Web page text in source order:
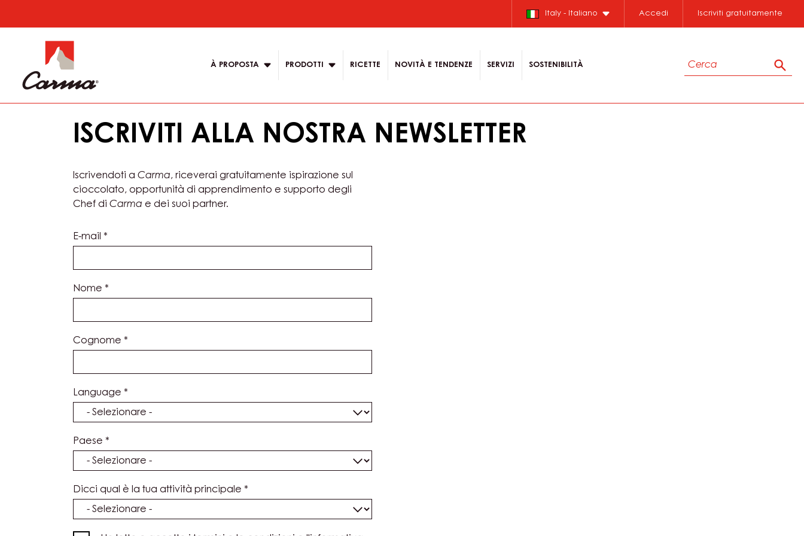
to
content
Italy - Italiano Accedi Iscriviti gratuitamente
navigation
À PROPOSTA PRODOTTI RICETTE NOVITÀ E TENDENZE SERVIZI SOSTENIBILITÀ
Cerca
ISCRIVITI ALLA NOSTRA NEWSLETTER
Iscrivendoti a Carma, riceverai gratuitamente ispirazione sul
cioccolato, opportunità di apprendimento e supporto degli
Chef di Carma e dei suoi partner.
E-mail *
Nome *
Cognome *
Language *
Paese *
Dicci qual è la tua attività principale *